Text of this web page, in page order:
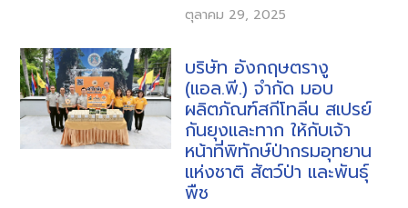
ตุลาคม 29, 2025
บริษัท อังกฤษตรางู
(แอล.พี.) จำกัด มอบ
ผลิตภัณฑ์สกีโทลีน สเปรย์
กันยุงและทาก ให้กับเจ้า
หน้าที่พิทักษ์ป่ากรมอุทยาน
แห่งชาติ สัตว์ป่า และพันธุ์
พืช